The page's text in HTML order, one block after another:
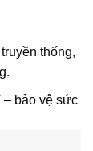
thống,
– bảo vệ sức